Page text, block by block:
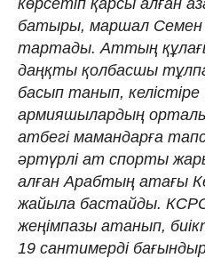
батыры, маршал Семен
тартады. Аттың
даңқты қолбасшы
басып танып,
армияшылардың
атбегі мамандарға
әртүрлі ат спорты
алған Арабтың атағы
жайыла бастайды.
жеңімпазы атанып,
19 сантимерді